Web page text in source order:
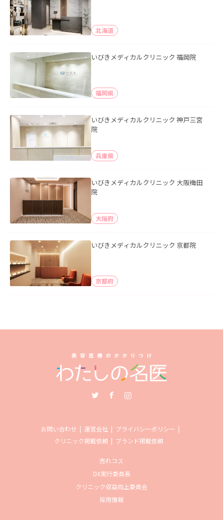
北海道
いびきメディカルクリニック 福岡院
福岡県
いびきメディカルクリニック 神戸三宮
院
兵庫県
いびきメディカルクリニック 大阪梅田
院
大阪府
いびきメディカルクリニック 京都院
京都府
お問い合わせ 運営会社
プライバシーポリシー
クリニック掲載依頼
ブランド掲載依頼
売れコス
DX実行委員長
クリニック収益向上委員会
採用情報